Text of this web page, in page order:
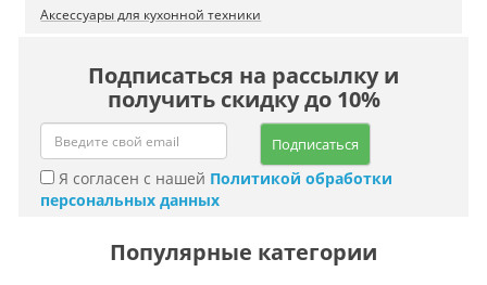
Аксессуары для кухонной техники
Подписаться на рассылку и
получить скидку до 10%
Подписаться
Я согласен с нашей Политикой обработки
персональных данных
Популярные категории